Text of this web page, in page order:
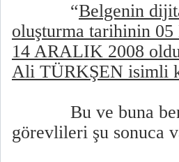
“Belgenin
oluşturma tarihinin
14 ARALIK 2008
Ali TÜRKŞEN isimli
Bu ve buna
görevlileri şu sonuca